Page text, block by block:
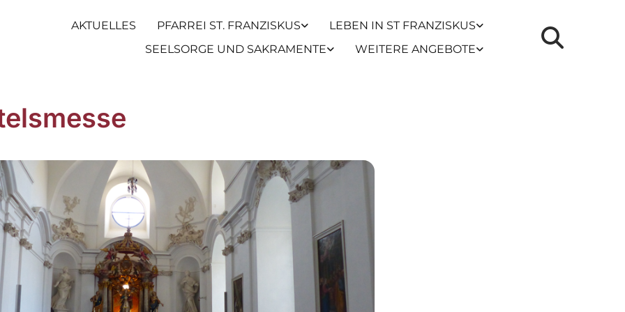
AKTUELLES PFARREI ST. FRANZISKUS
LEBEN IN ST FRANZISKUS
SEELSORGE UND SAKRAMENTE
WEITERE ANGEBOTE